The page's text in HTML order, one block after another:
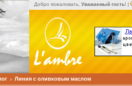
Добро пожаловать, Уважаемый гость! |
Линия с оливковым маслом